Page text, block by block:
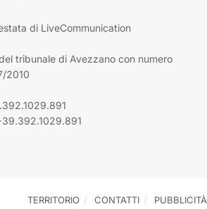
di LiveCommunication
tribunale di Avezzano con numero
2010
TERRITORIO CONTATTI PUBBLICITÀ